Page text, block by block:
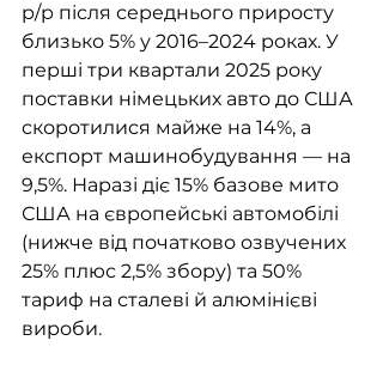
р/р після середнього приросту
близько 5% у 2016–2024 роках. У
перші три квартали 2025 року
поставки німецьких авто до США
скоротилися майже на 14%, а
експорт машинобудування — на
9,5%. Наразі діє 15% базове мито
США на європейські автомобілі
(нижче від початково озвучених
25% плюс 2,5% збору) та 50%
тариф на сталеві й алюмінієві
вироби.